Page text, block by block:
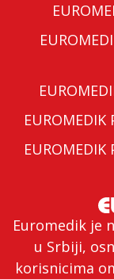
Euromedik je
u Srbiji,
korisnicima